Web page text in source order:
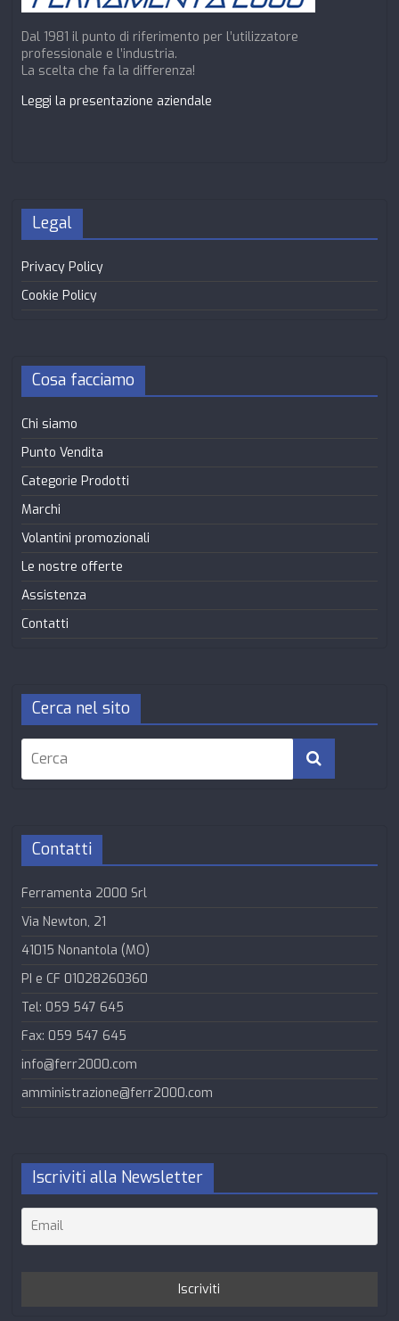
Dal 1981 il punto di riferimento per l’utilizzatore
professionale e l’industria.
La scelta che fa la differenza!
Leggi la presentazione aziendale
Legal
Privacy Policy
Cookie Policy
Cosa facciamo
Chi siamo
Punto Vendita
Categorie Prodotti
Marchi
Volantini promozionali
Le nostre offerte
Assistenza
Contatti
Cerca nel sito
Contatti
Ferramenta 2000 Srl
Via Newton, 21
41015 Nonantola (MO)
PI e CF 01028260360
Tel: 059 547 645
Fax: 059 547 645
info@ferr2000.com
amministrazione@ferr2000.com
Iscriviti alla Newsletter